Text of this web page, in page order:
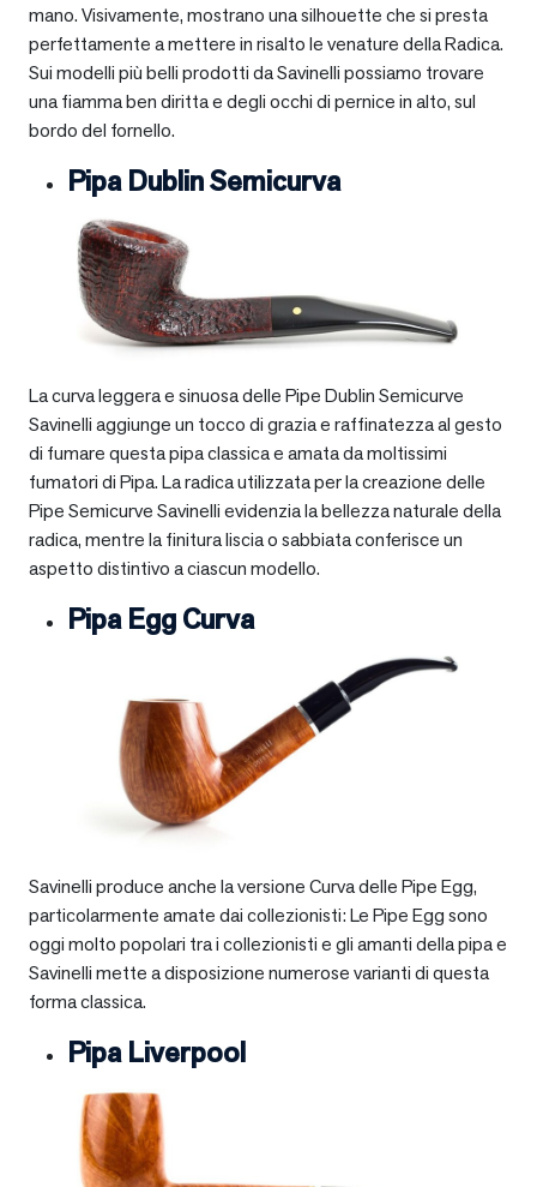
mano. Visivamente, mostrano una silhouette che si presta
perfettamente a mettere in risalto le venature della Radica.
Sui modelli più belli prodotti da Savinelli possiamo trovare
una fiamma ben diritta e degli occhi di pernice in alto, sul
bordo del fornello.
Pipa Dublin Semicurva
La curva leggera e sinuosa delle Pipe Dublin Semicurve
Savinelli aggiunge un tocco di grazia e raffinatezza al gesto
di fumare questa pipa classica e amata da moltissimi
fumatori di Pipa. La radica utilizzata per la creazione delle
Pipe Semicurve Savinelli evidenzia la bellezza naturale della
radica, mentre la finitura liscia o sabbiata conferisce un
aspetto distintivo a ciascun modello.
Pipa Egg Curva
Savinelli produce anche la versione Curva delle Pipe Egg,
particolarmente amate dai collezionisti: Le Pipe Egg sono
oggi molto popolari tra i collezionisti e gli amanti della pipa e
Savinelli mette a disposizione numerose varianti di questa
forma classica.
Pipa Liverpool